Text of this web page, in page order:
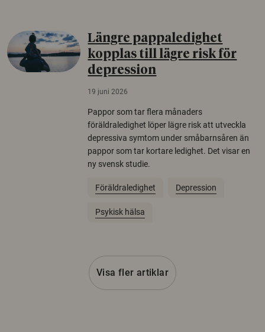
Längre pappaledighet
kopplas till lägre risk för
depression
19 juni 2026
Pappor som tar flera månaders
föräldraledighet löper lägre risk att utveckla
depressiva symtom under småbarnsåren än
pappor som tar kortare ledighet. Det visar en
ny svensk studie.
Föräldraledighet Depression
Psykisk hälsa
Visa fler artiklar